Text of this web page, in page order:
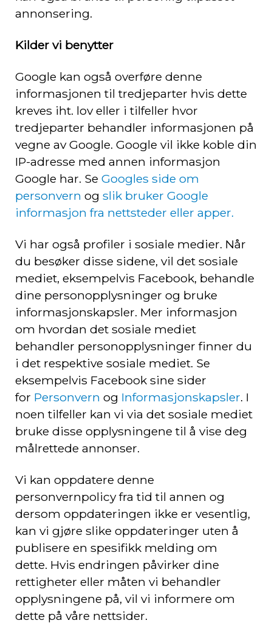
annonsering.
Kilder vi benytter
Google kan også overføre denne
informasjonen til tredjeparter hvis dette
kreves iht. lov eller i tilfeller hvor
tredjeparter behandler informasjonen på
vegne av Google. Google vil ikke koble din
IP-adresse med annen informasjon
Google har. Se Googles side om
personvern og slik bruker Google
informasjon fra nettsteder eller apper.
Vi har også profiler i sosiale medier. Når
du besøker disse sidene, vil det sosiale
mediet, eksempelvis Facebook, behandle
dine personopplysninger og bruke
informasjonskapsler. Mer informasjon
om hvordan det sosiale mediet
behandler personopplysninger finner du
i det respektive sosiale mediet. Se
eksempelvis Facebook sine sider
for Personvern og Informasjonskapsler. I
noen tilfeller kan vi via det sosiale mediet
bruke disse opplysningene til å vise deg
målrettede annonser.
Vi kan oppdatere denne
personvernpolicy fra tid til annen og
dersom oppdateringen ikke er vesentlig,
kan vi gjøre slike oppdateringer uten å
publisere en spesifikk melding om
dette. Hvis endringen påvirker dine
rettigheter eller måten vi behandler
opplysningene på, vil vi informere om
dette på våre nettsider.